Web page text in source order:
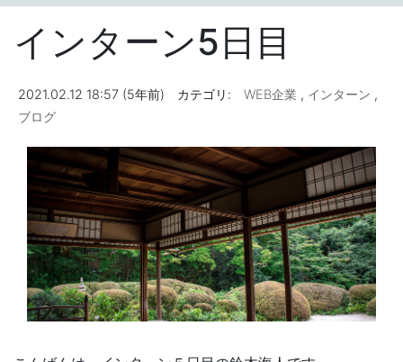
インターン5日目
2021.02.12 18:57 (5年前) カテゴリ: WEB企業 , インターン ,
ブログ